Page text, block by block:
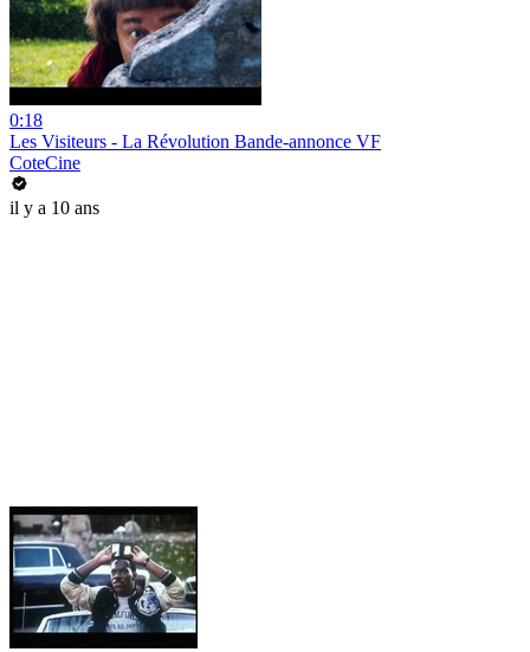
0:18
Les Visiteurs - La Révolution Bande-annonce VF
CoteCine
il y a 10 ans